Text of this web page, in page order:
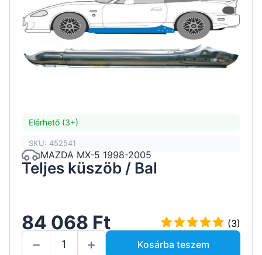
Elérhető (3+)
SKU: 452541
MAZDA MX-5 1998-2005
Teljes küszöb / Bal
84 068 Ft
(3)
Kosárba teszem